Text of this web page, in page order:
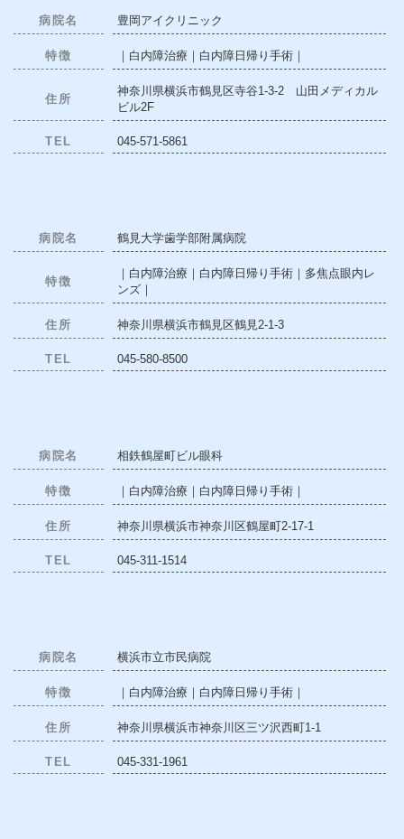
病院名 豊岡アイクリニック
特徴 ｜白内障治療｜白内障日帰り手術｜
住所
神奈川県横浜市鶴見区寺谷1-3-2 山田メディカル
ビル2F
TEL 045-571-5861
病院名 鶴見大学歯学部附属病院
特徴
｜白内障治療｜白内障日帰り手術｜多焦点眼内レ
ンズ｜
住所 神奈川県横浜市鶴見区鶴見2-1-3
TEL 045-580-8500
病院名 相鉄鶴屋町ビル眼科
特徴 ｜白内障治療｜白内障日帰り手術｜
住所 神奈川県横浜市神奈川区鶴屋町2-17-1
TEL 045-311-1514
病院名 横浜市立市民病院
特徴 ｜白内障治療｜白内障日帰り手術｜
住所 神奈川県横浜市神奈川区三ツ沢西町1-1
TEL 045-331-1961